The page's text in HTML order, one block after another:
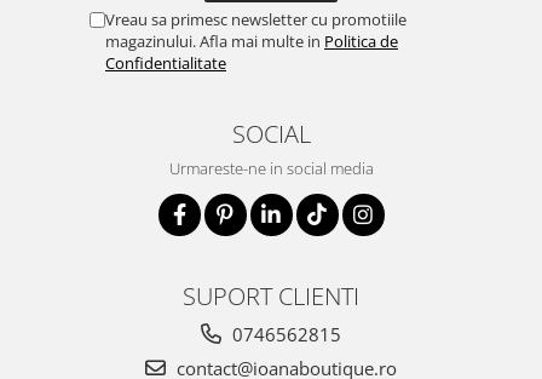
Vreau sa primesc newsletter cu promotiile
magazinului. Afla mai multe in Politica de
Confidentialitate
SOCIAL
Urmareste-ne in social media
SUPORT CLIENTI
0746562815
contact@ioanaboutique.ro